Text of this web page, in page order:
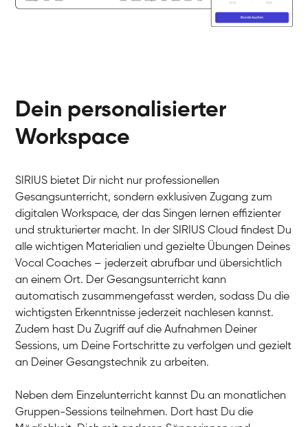
Dein personalisierter
Workspace
SIRIUS bietet Dir nicht nur professionellen
Gesangsunterricht, sondern exklusiven Zugang zum
digitalen Workspace, der das Singen lernen effizienter
und strukturierter macht. In der SIRIUS Cloud findest Du
alle wichtigen Materialien und gezielte Übungen Deines
Vocal Coaches – jederzeit abrufbar und übersichtlich
an einem Ort. Der Gesangsunterricht kann
automatisch zusammengefasst werden, sodass Du die
wichtigsten Erkenntnisse jederzeit nachlesen kannst.
Zudem hast Du Zugriff auf die Aufnahmen Deiner
Sessions, um Deine Fortschritte zu verfolgen und gezielt
an Deiner Gesangstechnik zu arbeiten.
Neben dem Einzelunterricht kannst Du an monatlichen
Gruppen-Sessions teilnehmen. Dort hast Du die